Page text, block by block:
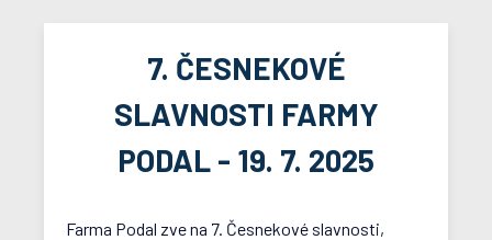
7. ČESNEKOVÉ
SLAVNOSTI FARMY
PODAL - 19. 7. 2025
Farma Podal zve na 7. Česnekové slavnosti,